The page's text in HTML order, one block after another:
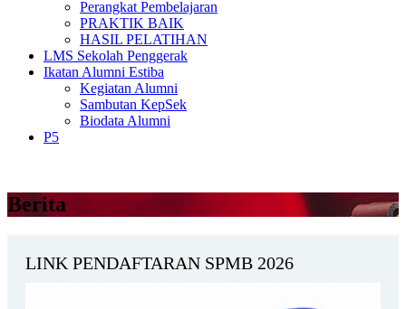
Perangkat Pembelajaran
PRAKTIK BAIK
HASIL PELATIHAN
LMS Sekolah Penggerak
Ikatan Alumni Estiba
Kegiatan Alumni
Sambutan KepSek
Biodata Alumni
P5
Berita
LINK PENDAFTARAN SPMB 2026